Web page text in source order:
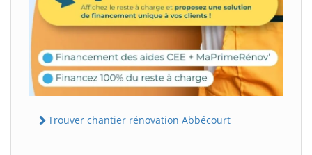
Trouver chantier rénovation Abbécourt